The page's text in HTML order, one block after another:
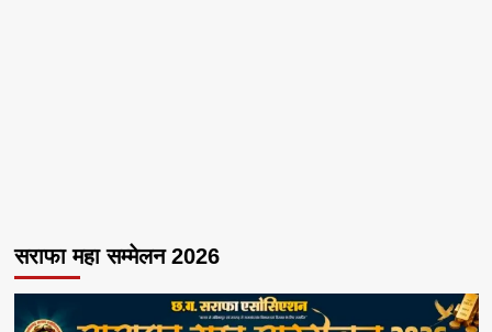
सराफा महा सम्मेलन 2026